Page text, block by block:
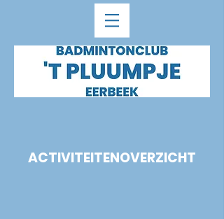
ACTIVITEITENOVERZICHT